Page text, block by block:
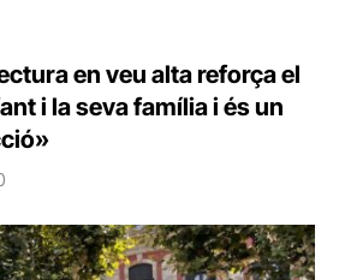
en veu alta reforça el
i la seva família i és un